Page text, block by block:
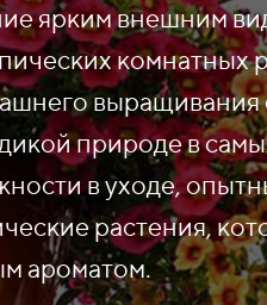
ярким внешним
выращивания
природе в
в уходе,
растения,
ароматом.